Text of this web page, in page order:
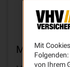
Mit
Mit
von Ihrem